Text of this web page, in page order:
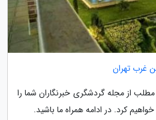
غرب تهران
مطلب از مجله گردشگری خبرنگاران شما را
کرد. در ادامه همراه ما باشید.